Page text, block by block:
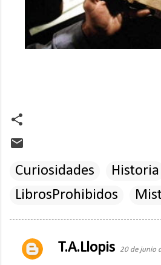
Curiosidades Historia
LibrosProhibidos
C
T.A.Llopis 20 de junio